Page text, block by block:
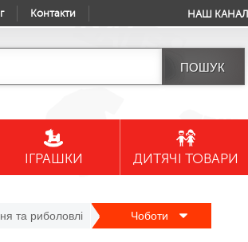
Контакти НАШ КАНАЛ
ІГРАШКИ ДИТЯЧІ ТОВАРИ
та риболовлі Чоботи